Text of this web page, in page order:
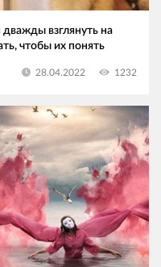
дважды взглянуть на
чтобы их понять
28.04.2022 1232